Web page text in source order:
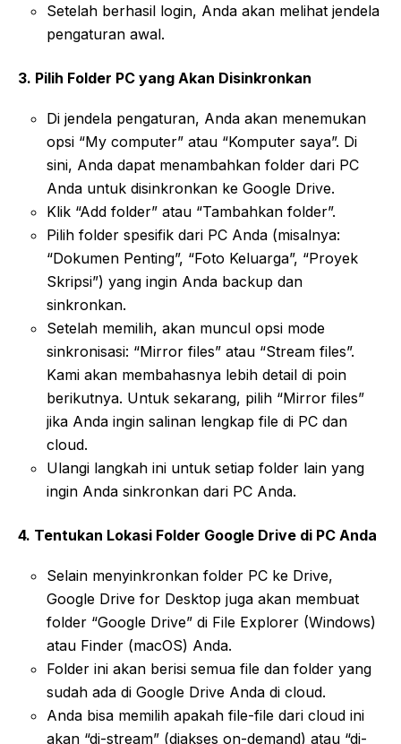
Setelah berhasil login, Anda akan melihat jendela
pengaturan awal.
3. Pilih Folder PC yang Akan Disinkronkan
Di jendela pengaturan, Anda akan menemukan
opsi “My computer” atau “Komputer saya”. Di
sini, Anda dapat menambahkan folder dari PC
Anda untuk disinkronkan ke Google Drive.
Klik “Add folder” atau “Tambahkan folder”.
Pilih folder spesifik dari PC Anda (misalnya:
“Dokumen Penting”, “Foto Keluarga”, “Proyek
Skripsi”) yang ingin Anda backup dan
sinkronkan.
Setelah memilih, akan muncul opsi mode
sinkronisasi: “Mirror files” atau “Stream files”.
Kami akan membahasnya lebih detail di poin
berikutnya. Untuk sekarang, pilih “Mirror files”
jika Anda ingin salinan lengkap file di PC dan
cloud.
Ulangi langkah ini untuk setiap folder lain yang
ingin Anda sinkronkan dari PC Anda.
4. Tentukan Lokasi Folder Google Drive di PC Anda
Selain menyinkronkan folder PC ke Drive,
Google Drive for Desktop juga akan membuat
folder “Google Drive” di File Explorer (Windows)
atau Finder (macOS) Anda.
Folder ini akan berisi semua file dan folder yang
sudah ada di Google Drive Anda di cloud.
Anda bisa memilih apakah file-file dari cloud ini
akan “di-stream” (diakses on-demand) atau “di-